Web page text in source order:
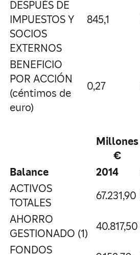
DESPUÉS DE
IMPUESTOS Y
SOCIOS
EXTERNOS
845,1
BENEFICIO
POR ACCIÓN
(céntimos de
euro)
0,27
Millones
€
Balance
2014
ACTIVOS
TOTALES
67.231,90
AHORRO
GESTIONADO (1)
40.817,50
FONDOS